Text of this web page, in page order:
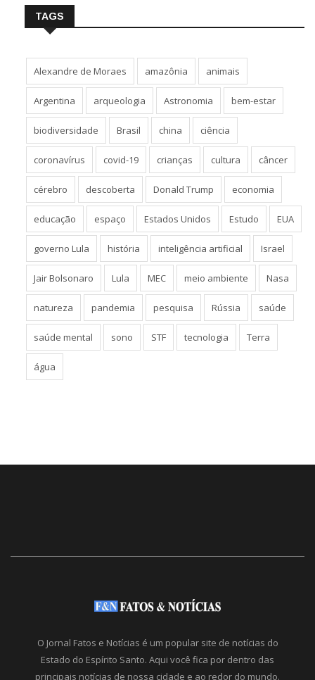
TAGS
Alexandre de Moraes amazônia animais
Argentina arqueologia Astronomia bem-estar
biodiversidade Brasil china ciência
coronavírus covid-19 crianças cultura câncer
cérebro descoberta Donald Trump economia
educação espaço Estados Unidos Estudo EUA
governo Lula história inteligência artificial Israel
Jair Bolsonaro Lula MEC meio ambiente Nasa
natureza pandemia pesquisa Rússia saúde
saúde mental sono STF tecnologia Terra
água
O Jornal Fatos e Notícias é um popular site de notícias do
Estado do Espírito Santo. Aqui você fica por dentro das
principais notícias de nossa cidade e ao redor do mundo.